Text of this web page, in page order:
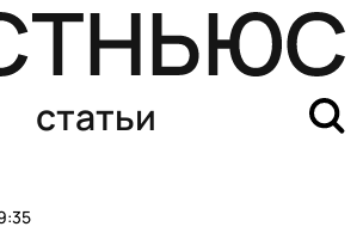
статьи
эвакуацию из Афганистана.